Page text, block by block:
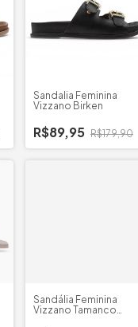
Sandalia Feminina
Vizzano Birken
R$89,95 R$179,90
Sandália Feminina
Vizzano Tamanco